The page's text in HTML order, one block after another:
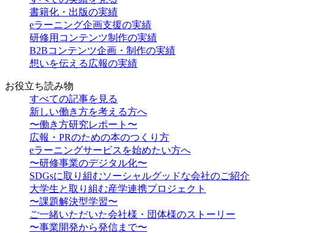
書籍化・出版の実績
eラーニング企画支援の実績
研修用コンテンツ制作の実績
B2Bコンテンツ企画・制作の実績
想いを伝える広報の実績
お役立ち読み物
すべての記事を見る
新しい働き方を考える方へ
〜働き方研究レポート〜
広報・PRのための本のつくり方
eラーニングサービスを始めたい方へ
〜研修事業のデジタル化〜
SDGsに取り組むソーシャルグッドな会社のご紹介
大学生と取り組む産学連携プロジェクト
〜課題解決型学習〜
ご一緒いただいた会社様・団体様のストーリー
〜事業開発から発信まで〜